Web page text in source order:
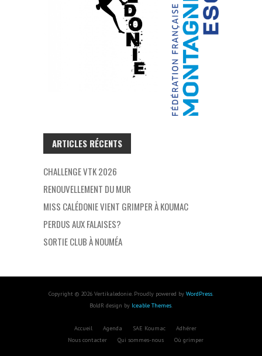
ARTICLES RÉCENTS
CHALLENGE VTK 2026
RENOUVELLEMENT DU MUR
MISS CALÉDONIE VIENT GRIMPER À KOUMAC
PERDUS AUX FALAISES?
SORTIE CLUB À NOUMÉA
Copyright © 2026 Vertikaledonie. Proudly powered by WordPress.
BoldR design by Iceable Themes.
Accueil Agenda SAE Koumac
Adhérer
Nous contacter
Qui sommes-nous Où grimper